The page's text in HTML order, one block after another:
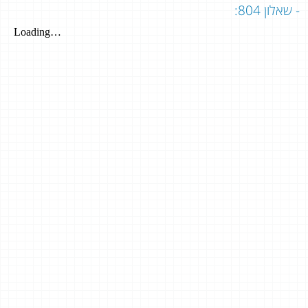
- שאלון 804: